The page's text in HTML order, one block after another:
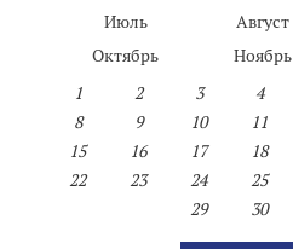
Июль
Август
Октябрь
Ноябрь
1
2 3 4
8
9 10 11
15
16 17 18
22
23 24 25
29
30